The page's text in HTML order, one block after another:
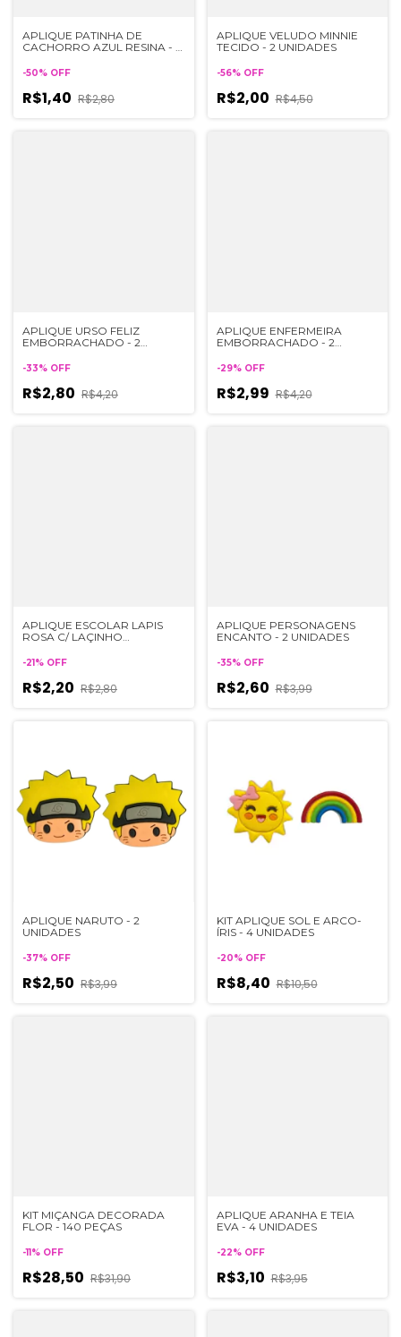
APLIQUE PATINHA DE
CACHORRO AZUL RESINA - 2
-50% OFF
R$1,40 R$2,80
APLIQUE VELUDO MINNIE
TECIDO - 2 UNIDADES
-56% OFF
R$2,00 R$4,50
APLIQUE URSO FELIZ
EMBORRACHADO - 2
-33% OFF
R$2,80 R$4,20
APLIQUE ENFERMEIRA
EMBORRACHADO - 2
-29% OFF
R$2,99 R$4,20
APLIQUE ESCOLAR LAPIS
ROSA C/ LAÇINHO
UNIDADES
-21% OFF
R$2,20 R$2,80
APLIQUE PERSONAGENS
ENCANTO - 2 UNIDADES
-35% OFF
R$2,60 R$3,99
APLIQUE NARUTO - 2
UNIDADES
-37% OFF
R$2,50 R$3,99
KIT APLIQUE SOL E ARCO-
ÍRIS - 4 UNIDADES
-20% OFF
R$8,40 R$10,50
KIT MIÇANGA DECORADA
FLOR - 140 PEÇAS
-11% OFF
R$28,50 R$31,90
APLIQUE ARANHA E TEIA
EVA - 4 UNIDADES
-22% OFF
R$3,10 R$3,95